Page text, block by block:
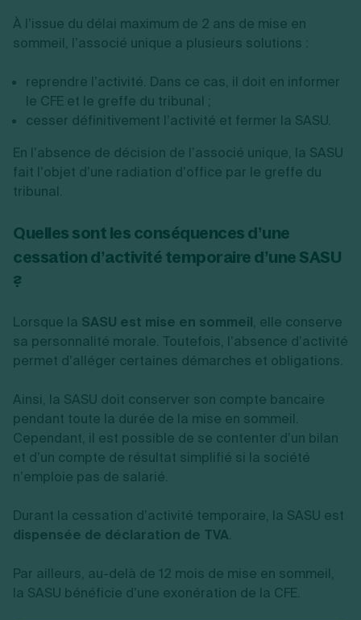
À l’issue du délai maximum de 2 ans de mise en
sommeil, l’associé unique a plusieurs solutions :
reprendre l’activité. Dans ce cas, il doit en informer
le CFE et le greffe du tribunal ;
cesser définitivement l’activité et fermer la SASU.
En l’absence de décision de l’associé unique, la SASU
fait l’objet d’une radiation d’office par le greffe du
tribunal.
Quelles sont les conséquences d’une
cessation d’activité temporaire d’une SASU
?
Lorsque la SASU est mise en sommeil, elle conserve
sa personnalité morale. Toutefois, l’absence d’activité
permet d’alléger certaines démarches et obligations.
Ainsi, la SASU doit conserver son compte bancaire
pendant toute la durée de la mise en sommeil.
Cependant, il est possible de se contenter d’un bilan
et d’un compte de résultat simplifié si la société
n’emploie pas de salarié.
Durant la cessation d’activité temporaire, la SASU est
dispensée de déclaration de TVA.
Par ailleurs, au-delà de 12 mois de mise en sommeil,
la SASU bénéficie d’une exonération de la CFE.